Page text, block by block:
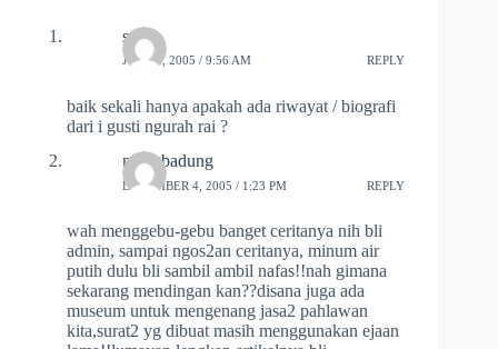
satria
JUNE 4, 2005 / 9:56 AM REPLY
baik sekali hanya apakah ada riwayat / biografi
dari i gusti ngurah rai ?
mangbadung
DECEMBER 4, 2005 / 1:23 PM REPLY
wah menggebu-gebu banget ceritanya nih bli
admin, sampai ngos2an ceritanya, minum air
putih dulu bli sambil ambil nafas!!nah gimana
sekarang mendingan kan??disana juga ada
museum untuk mengenang jasa2 pahlawan
kita,surat2 yg dibuat masih menggunakan ejaan